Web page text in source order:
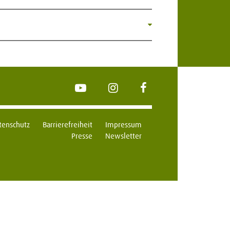
YouTube Instagram
Barrierefreiheit
Impressum
Presse
Newsletter